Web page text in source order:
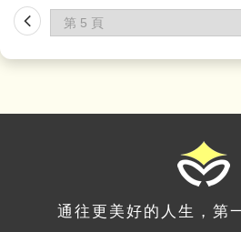
通往更美好的人生，第